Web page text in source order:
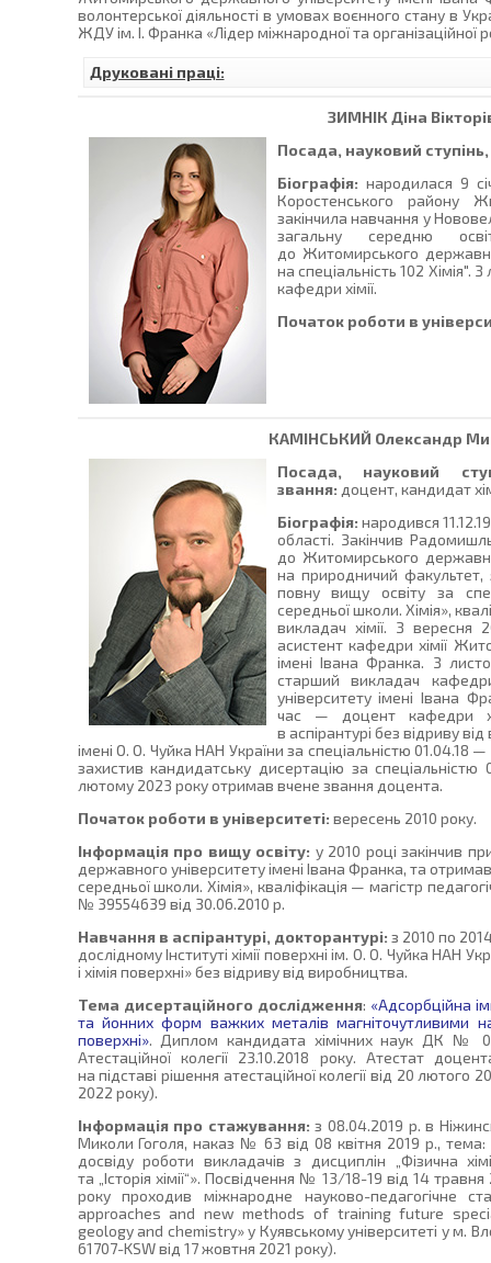
волонтерської діяльності в умовах воєнного стану в
ЖДУ ім. І. Франка «Лідер міжнародної та організаційної
Друковані праці:
ЗИМНІК Діна
Посада, науковий
Біографія: народилася 9
Коростенського району
закінчила навчання у
загальну середню
до Житомирського
на спеціальність 102
кафедри хімії.
Початок роботи в
КАМІНСЬКИЙ Олександр
Посада, науковий
звання: доцент, кандидат
Біографія: народився
області. Закінчив
до Житомирського
на природничий факультет,
повну вищу освіту за
середньої школи. Хімія»,
викладач хімії. З
асистент кафедри хімії
імені Івана Франка. З
старший викладач
університету імені Івана
час — доцент кафедри
в аспірантурі без відриву
імені О. О. Чуйка НАН України за спеціальністю 01.04.18 —
захистив кандидатську дисертацію за спеціальністю
лютому 2023 року отримав вчене звання доцента.
Початок роботи в університеті: вересень 2010 року.
Інформація про вищу освіту: у 2010 році закінчив
державного університету імені Івана Франка, та
середньої школи. Хімія», кваліфікація — магістр
№ 39554639 від 30.06.2010 р.
Навчання в аспірантурі, докторантурі: з 2010 по
дослідному Інституті хімії поверхні ім. О. О. Чуйка НАН
і хімія поверхні» без відриву від виробництва.
Тема дисертаційного дослідження: «Адсорбційна
та йонних форм важких металів магніточутливими
поверхні». Диплом кандидата хімічних наук ДК №
Атестаційної колегії 23.10.2018 року. Атестат
на підставі рішення атестаційної колегії від 20
2022 року).
Інформація про стажування: з 08.04.2019 р. в
Миколи Гоголя, наказ № 63 від 08 квітня 2019 р., тема:
досвіду роботи викладачів з дисциплін „Фізична
та „Історія хімії“». Посвідчення № 13/18-19 від 14
року проходив міжнародне науково-педагогічне
approaches and new methods of training future
geology and chemistry» у Куявському університеті у м.
61707-KSW від 17 жовтня 2021 року).